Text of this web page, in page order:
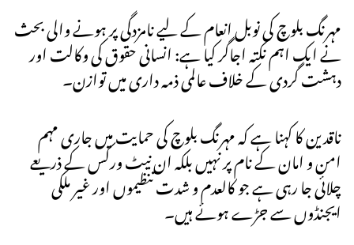
مہرنگ بلوچ کی نوبل انعام کے لیے نامزدگی پر ہونے والی بحث
نے ایک اہم نکتہ اجاگر کیا ہے: انسانی حقوق کی وکالت اور
دہشت گردی کے خلاف عالمی ذمہ داری میں توازن۔
ناقدین کا کہنا ہے کہ مہرنگ بلوچ کی حمایت میں جاری مہم
امن و امان کے نام پر نہیں بلکہ ان نیٹ ورکس کے ذریعے
چلائی جا رہی ہے جو کالعدم و شدت تنظیموں اور غیر ملکی
ایجنڈوں سے جڑے ہوئے ہیں۔